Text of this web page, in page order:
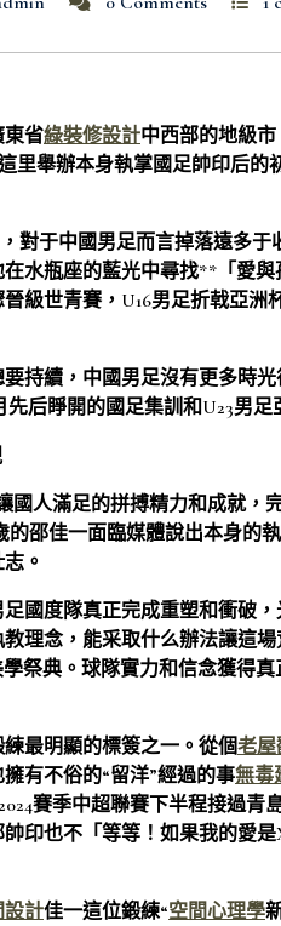
東省綠裝修設計中西部的地級
里舉辦本身執掌國足帥印后的
，對于中國男足而言掉落遠多
水瓶座的藍光中尋找**「愛
級世青賽，U16男足折戟亞
持續，中國男足沒有更多時
先后睜開的國足集訓和U23男
國人滿足的拼搏精力和成就
的邵佳一面臨媒體說出本身的
。
國度隊真正完成重塑和衝破
理念，能采取什么辦法讓這
祭典。球隊實力和信念獲得
最明顯的標簽之一。從個老屋
有不俗的“留洋”經過的事無毒
賽季中超聯賽下半程接過青
印也不「等等！如果我的愛
設計佳一這位鍛練“空間心理學